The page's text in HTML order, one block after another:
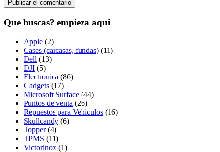
Que buscas? empieza aqui
Apple (2)
Cases (carcasas, fundas) (11)
Dell (13)
DJI (5)
Electronica (86)
Gadgets (17)
Microsoft Surface (44)
Puntos de venta (26)
Repuestos para Vehiculos (16)
Skullcandy (6)
Topper (4)
TPMS (11)
Victorinox (1)